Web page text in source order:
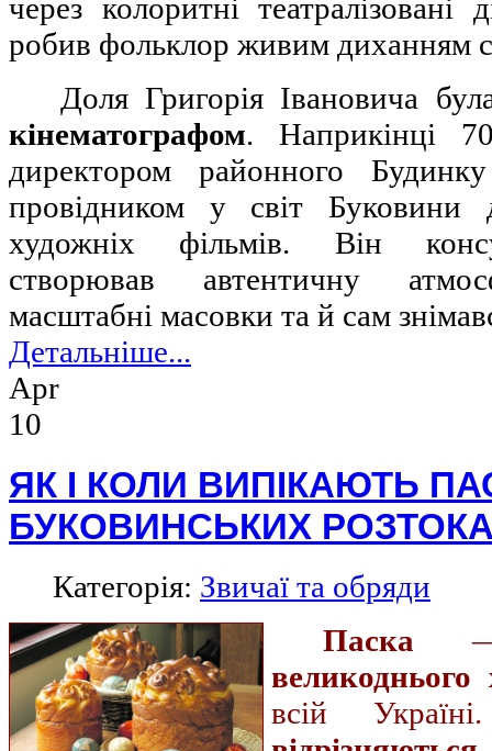
через колоритні театралізовані
робив фольклор живим диханням
Доля Григорія Івановича
кінематографом. Наприкінці
директором районного
провідником у світ Буковини
художніх фільмів. Він
створював автентичну
масштабні масовки та й сам
Детальніше...
Apr
10
ЯК І КОЛИ ВИПІКАЮТЬ
БУКОВИНСЬКИХ
Категорія: Звичаї та обряди
Паска —
великоднього
всій